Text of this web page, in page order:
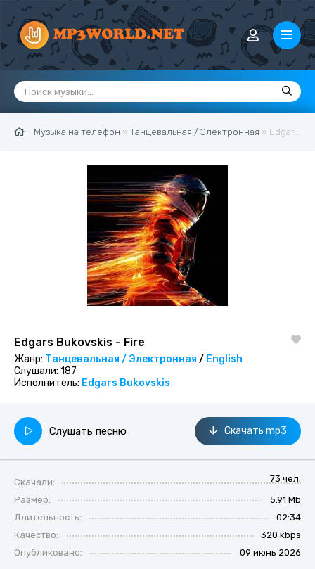
Музыка на телефон » Танцевальная / Электронная » Edgars Bukovskis - Fire
Edgars Bukovskis - Fire
Жанр: Танцевальная / Электронная / English
Слушали: 187
Исполнитель: Edgars Bukovskis
Слушать песню Скачать mp3
Скачали:
73 чел.
Размер:
5.91 Mb
Длительность:
02:34
Качество:
320 kbps
Опубликовано:
09 июнь 2026